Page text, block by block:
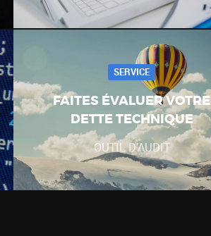
SERVICE
FAITES ÉVALUER VOTRE
DETTE TECHNIQUE
OUTIL D’AUDIT